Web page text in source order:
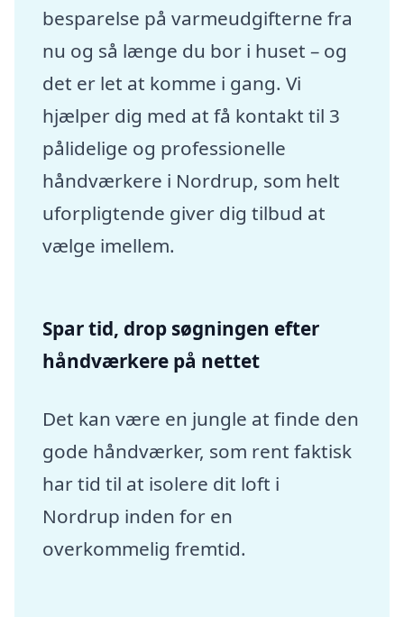
besparelse på varmeudgifterne fra
nu og så længe du bor i huset – og
det er let at komme i gang. Vi
hjælper dig med at få kontakt til 3
pålidelige og professionelle
håndværkere i Nordrup, som helt
uforpligtende giver dig tilbud at
vælge imellem.
Spar tid, drop søgningen efter
håndværkere på nettet
Det kan være en jungle at finde den
gode håndværker, som rent faktisk
har tid til at isolere dit loft i
Nordrup inden for en
overkommelig fremtid.